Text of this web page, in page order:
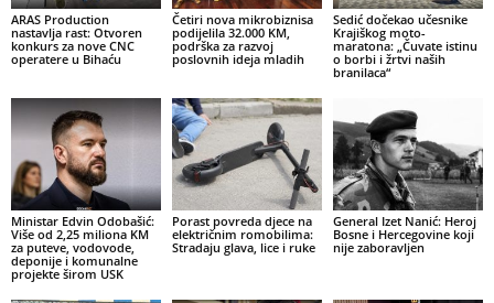
ARAS Production
nastavlja rast: Otvoren
konkurs za nove CNC
operatere u Bihaću
Četiri nova mikrobiznisa
podijelila 32.000 KM,
podrška za razvoj
poslovnih ideja mladih
Sedić dočekao učesnike
Krajiškog moto-
maratona: „Čuvate istinu
o borbi i žrtvi naših
branilaca“
Ministar Edvin Odobašić:
Više od 2,25 miliona KM
za puteve, vodovode,
deponije i komunalne
projekte širom USK
Porast povreda djece na
električnim romobilima:
Stradaju glava, lice i ruke
General Izet Nanić: Heroj
Bosne i Hercegovine koji
nije zaboravljen